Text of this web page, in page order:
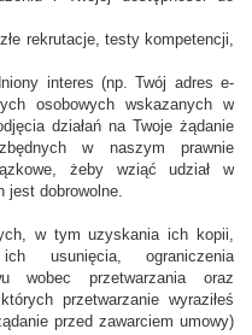
rekrutacje, testy kompetencji,
interes (np. Twój adres e-
osobowych wskazanych w
działań na Twoje żądanie
w naszym prawnie
żeby wziąć udział w
jest dobrowolne.
w tym uzyskania ich kopii,
usunięcia, ograniczenia
wobec przetwarzania oraz
przetwarzanie wyraziłeś
przed zawarciem umowy)